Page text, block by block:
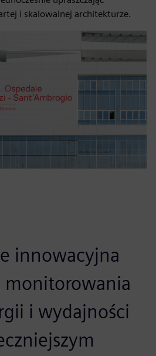
i skalowalnej architekturze.
innowacyjna
i wydajności